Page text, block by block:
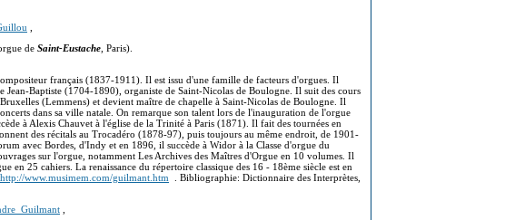
de Saint-Eustache , Paris).
français (1837-1911). Il est issu d'une famille de facteurs d'orgues. Il
Jean-Baptiste (1704-1890), organiste de Saint-Nicolas de Boulogne. Il suit des cours
(Lemmens) et devient maître de chapelle à Saint-Nicolas de Boulogne. Il
dans sa ville natale. On remarque son talent lors de l'inauguration de l'orgue
à Alexis Chauvet à l'église de la Trinité à Paris (1871). Il fait des tournées en
des récitals au Trocadéro (1878-97), puis toujours au même endroit, de 1901-
avec Bordes, d'Indy et en 1896, il succède à Widor à la Classe d'orgue du
sur l'orgue, notamment Les Archives des Maîtres d'Orgue en 10 volumes. Il
en 25 cahiers. La renaissance du répertoire classique des 16 - 18ème siècle est en
http://www.musimem.com/guilmant.htm . Bibliographie: Dictionnaire des Interprètes,